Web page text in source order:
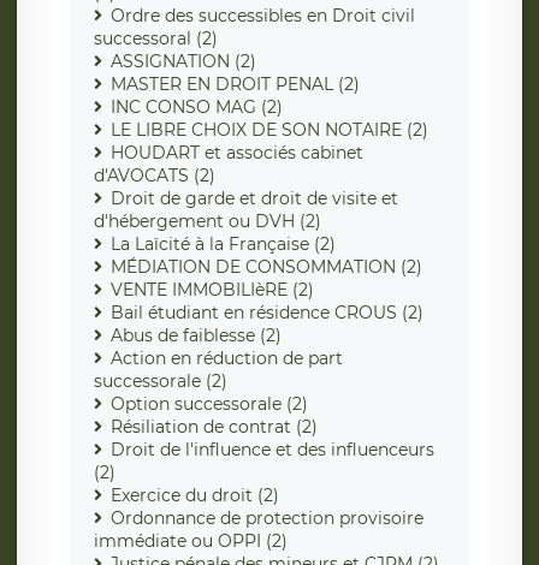
Ordre des successibles en Droit civil
successoral (2)
ASSIGNATION (2)
MASTER EN DROIT PENAL (2)
INC CONSO MAG (2)
LE LIBRE CHOIX DE SON NOTAIRE (2)
HOUDART et associés cabinet
d'AVOCATS (2)
Droit de garde et droit de visite et
d'hébergement ou DVH (2)
La Laïcité à la Française (2)
MÉDIATION DE CONSOMMATION (2)
VENTE IMMOBILIèRE (2)
Bail étudiant en résidence CROUS (2)
Abus de faiblesse (2)
Action en réduction de part
successorale (2)
Option successorale (2)
Résiliation de contrat (2)
Droit de l'influence et des influenceurs
(2)
Exercice du droit (2)
Ordonnance de protection provisoire
immédiate ou OPPI (2)